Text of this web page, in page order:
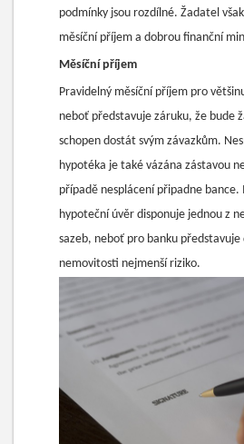
podmínky jsou rozdílné. Žadatel
měsíční příjem a dobrou finanční
Měsíční příjem
Pravidelný měsíční příjem pro
neboť představuje záruku, že bude
schopen dostát svým závazkům.
hypotéka je také vázána zástavou
případě nesplácení připadne
hypoteční úvěr disponuje jednou z
sazeb, neboť pro banku představuje
nemovitosti nejmenší riziko.